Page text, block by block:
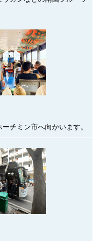
チミン市へ向かいます。